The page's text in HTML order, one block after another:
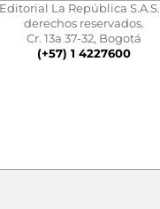
La República
derechos reservados.
Cr. 13a 37-32, Bogotá
(+57) 1 4227600